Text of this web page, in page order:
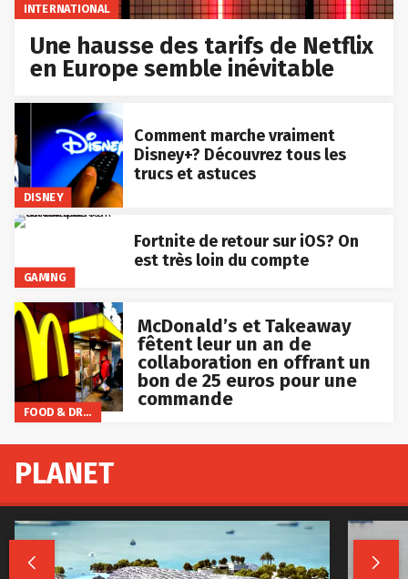
INTERNATIONAL
Une hausse des tarifs de Netflix
en Europe semble inévitable
DISNEY
Comment marche vraiment
Disney+? Découvrez tous les
trucs et astuces
GAMING
Fortnite de retour sur iOS? On
est très loin du compte
FOOD & DRINKS
McDonald’s et Takeaway
fêtent leur un an de
collaboration en offrant un
bon de 25 euros pour une
commande
PLANET
 